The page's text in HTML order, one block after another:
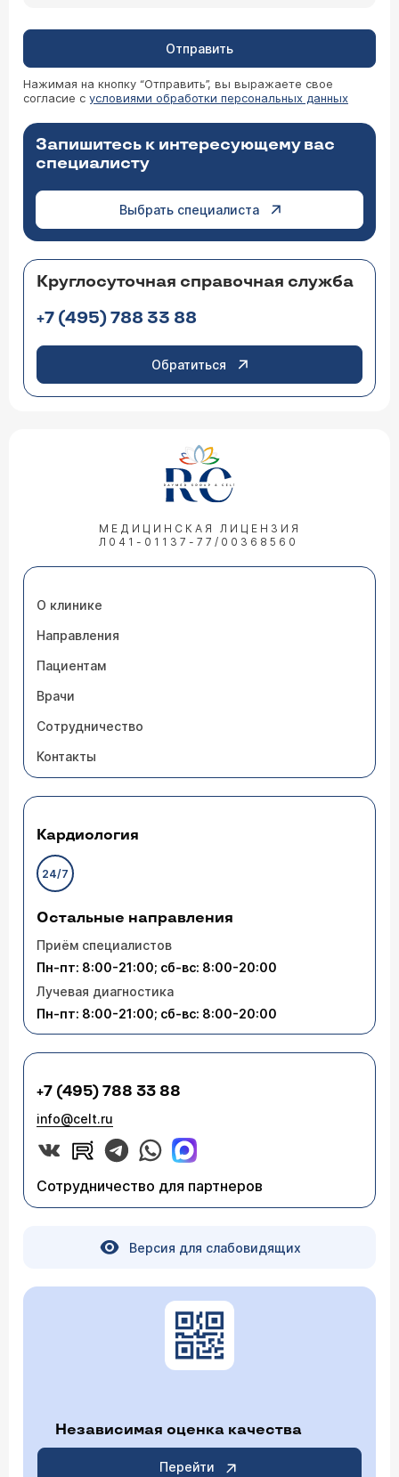
Отправить
Нажимая на кнопку “Отправить”, вы выражаете свое
согласие с условиями обработки персональных данных
Запишитесь к интересующему вас
специалисту
Выбрать специалиста
Круглосуточная справочная служба
+7 (495) 788 33 88
Обратиться
МЕДИЦИНСКАЯ ЛИЦЕНЗИЯ
Л041-01137-77/00368560
О клинике
Направления
Пациентам
Врачи
Сотрудничество
Контакты
Кардиология
24/7
Остальные направления
Приём специалистов
Пн-пт: 8:00-21:00; сб-вс: 8:00-20:00
Лучевая диагностика
Пн-пт: 8:00-21:00; сб-вс: 8:00-20:00
+7 (495) 788 33 88
info@celt.ru
Сотрудничество для партнеров
Версия для слабовидящих
Независимая оценка качества
Перейти